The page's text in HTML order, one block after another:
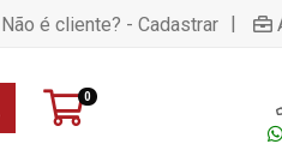
Não é cliente? - Cadastrar |
0